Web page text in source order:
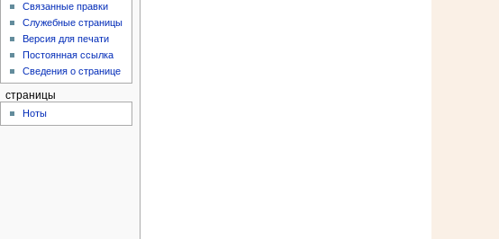
Связанные правки
Служебные страницы
Версия для печати
Постоянная ссылка
Сведения о странице
страницы
Ноты